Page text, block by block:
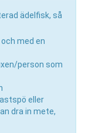
ädelfisk, så
med en
person som
eller
dra in mete,